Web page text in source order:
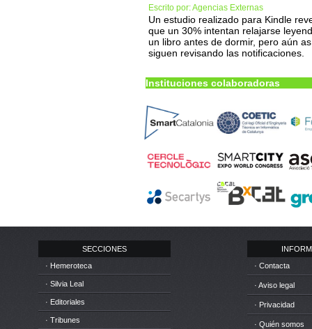
Escrito por: Agencias Externas
Un estudio realizado para Kindle
que un 30% intentan relajarse
un libro antes de dormir, pero aún
siguen revisando las notificaciones.
Instituciones colaboradoras
SECCIONES
· Hemeroteca
· Silvia Leal
· Editoriales
· Tribunes
· Contacta
· Aviso legal
· Privacidad
· Quién somos